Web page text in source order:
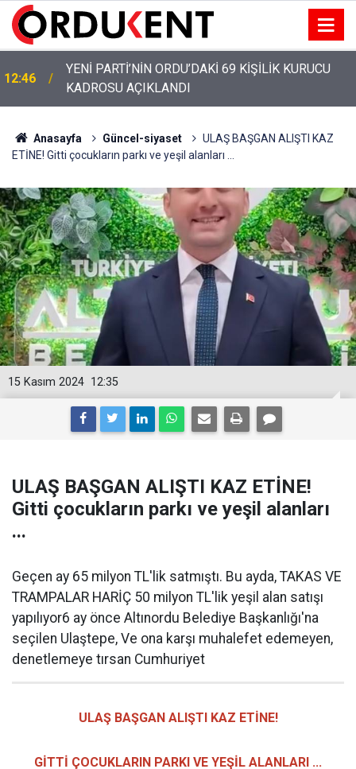
12:22
YENİ PARTİ ALTINORDU’DA KURUCU YÖNETİMİNİ
AÇIKLADI
Anasayfa Güncel-siyaset
ULAŞ BAŞGAN ALIŞTI KAZ
ETİNE! Gitti çocukların parkı ve yeşil alanları ...
12:35
15 Kasım 2024
ULAŞ BAŞGAN ALIŞTI KAZ ETİNE!
Gitti çocukların parkı ve yeşil alanları
...
Geçen ay 65 milyon TL'lik satmıştı. Bu ayda, TAKAS VE
TRAMPALAR HARİÇ 50 milyon TL'lik yeşil alan satışı
yapılıyor6 ay önce Altınordu Belediye Başkanlığı'na
seçilen Ulaştepe, Ve ona karşı muhalefet edemeyen,
denetlemeye tırsan Cumhuriyet
ULAŞ BAŞGAN ALIŞTI KAZ ETİNE!
GİTTİ ÇOCUKLARIN PARKI VE YEŞİL ALANLARI ...